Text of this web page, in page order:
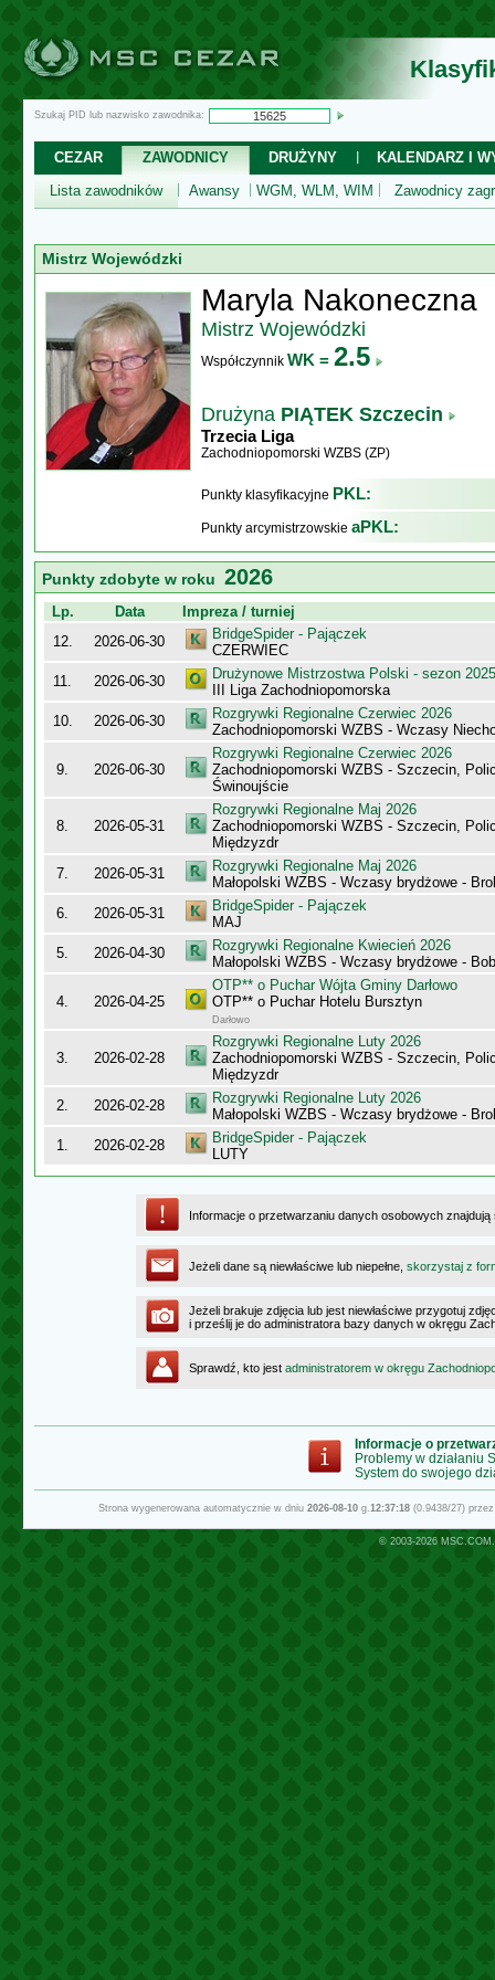
Szukaj PID lub nazwisko zawodnika:
CEZAR ZAWODNICY DRUŻYNY
KALENDARZ I
Lista zawodników
Awansy WGM, WLM, WIM Zawodnicy
Mistrz Wojewódzki
Maryla Nakoneczna
Mistrz Wojewódzki
Współczynnik WK = 2.5
Drużyna PIĄTEK Szczecin
Trzecia Liga
Zachodniopomorski WZBS (ZP)
Punkty klasyfikacyjne PKL:
Punkty arcymistrzowskie aPKL:
Punkty zdobyte w roku 2026
Lp. Data
Impreza / turniej
12.
2026-06-30
BridgeSpider - Pajączek
CZERWIEC
11.
2026-06-30
Drużynowe Mistrzostwa Polski - sezon
III Liga Zachodniopomorska
10.
2026-06-30
Rozgrywki Regionalne Czerwiec 2026
Zachodniopomorski WZBS - Wczasy
9. 2026-06-30
Rozgrywki Regionalne Czerwiec 2026
Zachodniopomorski WZBS - Szczecin,
Świnoujście
8. 2026-05-31
Rozgrywki Regionalne Maj 2026
Zachodniopomorski WZBS - Szczecin,
Międzyzdr
7.
2026-05-31
Rozgrywki Regionalne Maj 2026
Małopolski WZBS - Wczasy brydżowe -
6.
2026-05-31
BridgeSpider - Pajączek
MAJ
5.
2026-04-30
Rozgrywki Regionalne Kwiecień 2026
Małopolski WZBS - Wczasy brydżowe -
4. 2026-04-25
OTP** o Puchar Wójta Gminy Darłowo
OTP** o Puchar Hotelu Bursztyn
Darłowo
3. 2026-02-28
Rozgrywki Regionalne Luty 2026
Zachodniopomorski WZBS - Szczecin,
Międzyzdr
2.
2026-02-28
Rozgrywki Regionalne Luty 2026
Małopolski WZBS - Wczasy brydżowe -
1.
2026-02-28
BridgeSpider - Pajączek
LUTY
Informacje o przetwarzaniu danych osobowych
Jeżeli dane są niewłaściwe lub niepełne, skorzystaj z
Jeżeli brakuje zdjęcia lub jest niewłaściwe przygotuj
i prześlij je do administratora bazy danych w okręgu
Sprawdź, kto jest administratorem w okręgu
Informacje o
Problemy w działaniu
System do swojego
Strona wygenerowana automatycznie w dniu 2026-08-10g.12:37:18(0.9438/27)
© 2003-2026